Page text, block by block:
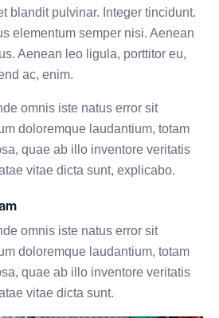
blandit pulvinar. Integer tincidunt.
elementum semper nisi. Aenean
Aenean leo ligula, porttitor eu,
ac, enim.
omnis iste natus error sit
doloremque laudantium, totam
quae ab illo inventore veritatis
vitae dicta sunt, explicabo.
omnis iste natus error sit
doloremque laudantium, totam
quae ab illo inventore veritatis
vitae dicta sunt.